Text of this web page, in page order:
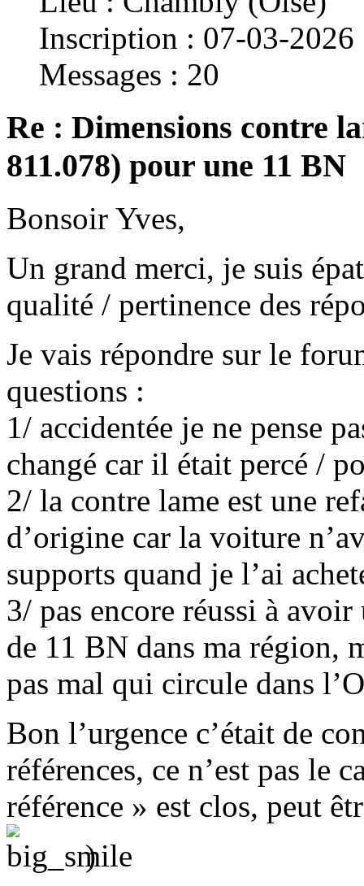
Inscription : 07-03-2026
Messages : 20
Re : Dimensions contre
811.078) pour une 11 BN
Bonsoir Yves,
Un grand merci, je suis
qualité / pertinence des
Je vais répondre sur le
questions :
1/ accidentée je ne pense
changé car il était percé /
2/ la contre lame est une
d’origine car la voiture
supports quand je l’ai
3/ pas encore réussi à
de 11 BN dans ma région,
pas mal qui circule dans
Bon l’urgence c’était de
références, ce n’est pas le
référence » est clos, peut
)